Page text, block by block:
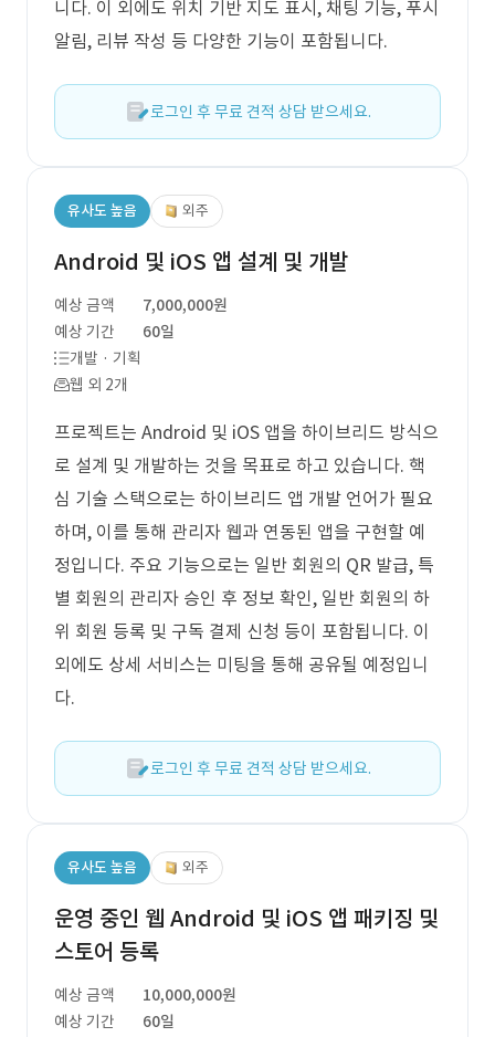
니다. 이 외에도 위치 기반 지도 표시, 채팅 기능, 푸시
알림, 리뷰 작성 등 다양한 기능이 포함됩니다.
로그인 후 무료 견적 상담 받으세요.
유사도 높음 외주
Android 및 iOS 앱 설계 및 개발
예상 금액
7,000,000원
예상 기간
60일
개발 · 기획
웹 외 2개
프로젝트는 Android 및 iOS 앱을 하이브리드 방식으
로 설계 및 개발하는 것을 목표로 하고 있습니다. 핵
심 기술 스택으로는 하이브리드 앱 개발 언어가 필요
하며, 이를 통해 관리자 웹과 연동된 앱을 구현할 예
정입니다. 주요 기능으로는 일반 회원의 QR 발급, 특
별 회원의 관리자 승인 후 정보 확인, 일반 회원의 하
위 회원 등록 및 구독 결제 신청 등이 포함됩니다. 이
외에도 상세 서비스는 미팅을 통해 공유될 예정입니
다.
로그인 후 무료 견적 상담 받으세요.
유사도 높음 외주
운영 중인 웹 Android 및 iOS 앱 패키징 및
스토어 등록
예상 금액
10,000,000원
예상 기간
60일